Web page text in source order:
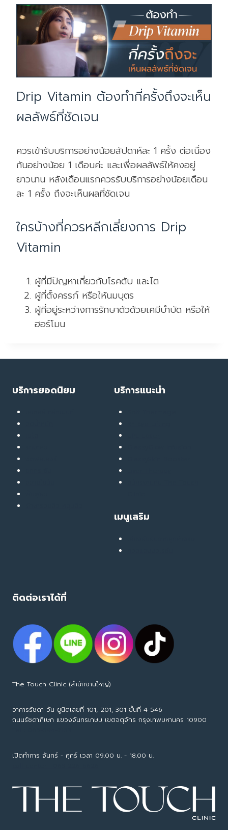
Drip Vitamin ต้องทำกี่ครั้งถึงจะเห็น
ผลลัพธ์ที่ชัดเจน
ควรเข้ารับบริการอย่างน้อยสัปดาห์ละ 1 ครั้ง ต่อเนื่อง
กันอย่างน้อย 1 เดือนค่ะ และเพื่อผลลัพธ์ให้คงอยู่
ยาวนาน หลังเดือนแรกควรรับบริการอย่างน้อยเดือน
ละ 1 ครั้ง ถึงจะเห็นผลที่ชัดเจน
ใครบ้างที่ควรหลีกเลี่ยงการ Drip
Vitamin
ผู้ที่มีปัญหาเกี่ยวกับโรคตับ และไต
ผู้ที่ตั้งครรภ์ หรือให้นมบุตร
ผู้ที่อยู่ระหว่างการรักษาตัวด้วยเคมีบำบัด หรือให้
ฮอร์โมน
บริการยอดนิยม บริการแนะนำ
เมนูเสริม
ติดต่อเราได้ที่
The Touch Clinic (สำนักงานใหญ่)
อาคารรัชดา วัน ยูนิตเลขที่ 101, 201, 301 ขั้นที่ 4 546
ถนนรัชดาภิเษก แขวงจันทรเกษม เขตจตุจักร กรุงเทพมหานคร 10900
เปิดทำการ จันทร์ - ศุกร์ เวลา 09.00 น. - 18.00 น.